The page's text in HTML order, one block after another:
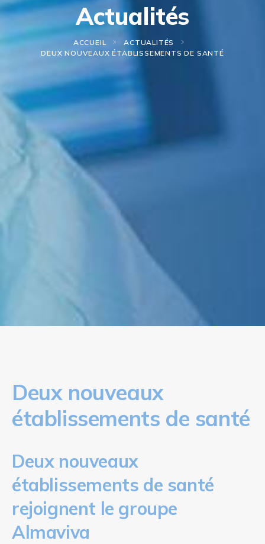
Actualités
ACCUEIL
ACTUALITÉS
DEUX NOUVEAUX ÉTABLISSEMENTS DE SANTÉ
Deux nouveaux
établissements de santé
Deux nouveaux
établissements de santé
rejoignent le groupe
Almaviva